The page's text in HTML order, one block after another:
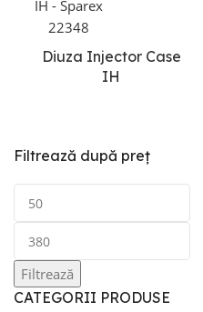
Diuza Injector Case
IH
Filtrează după preț
Filtrează
CATEGORII PRODUSE